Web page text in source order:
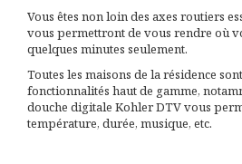
Vous êtes non loin des axes routiers
vous permettront de vous rendre où
quelques minutes seulement.
Toutes les maisons de la résidence
fonctionnalités haut de gamme,
douche digitale Kohler DTV vous
température, durée, musique, etc.